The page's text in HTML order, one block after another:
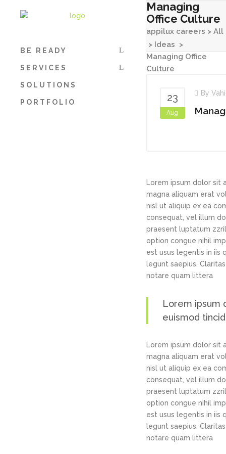
BE READY
SERVICES
SOLUTIONS
PORTFOLIO
Managing
Office Culture
appilux careers > All
> Ideas >
Managing Office
Culture
23
Aug
By
Lorem ipsum dolor sit
magna aliquam erat
nisl ut aliquip ex ea
consequat, vel illum
praesent luptatum
option congue nihil
est usus legentis in iis
legunt saepius.
notare quam littera
Lorem ipsum
euismod
Lorem ipsum dolor sit
magna aliquam erat
nisl ut aliquip ex ea
consequat, vel illum
praesent luptatum
option congue nihil
est usus legentis in iis
legunt saepius.
notare quam littera